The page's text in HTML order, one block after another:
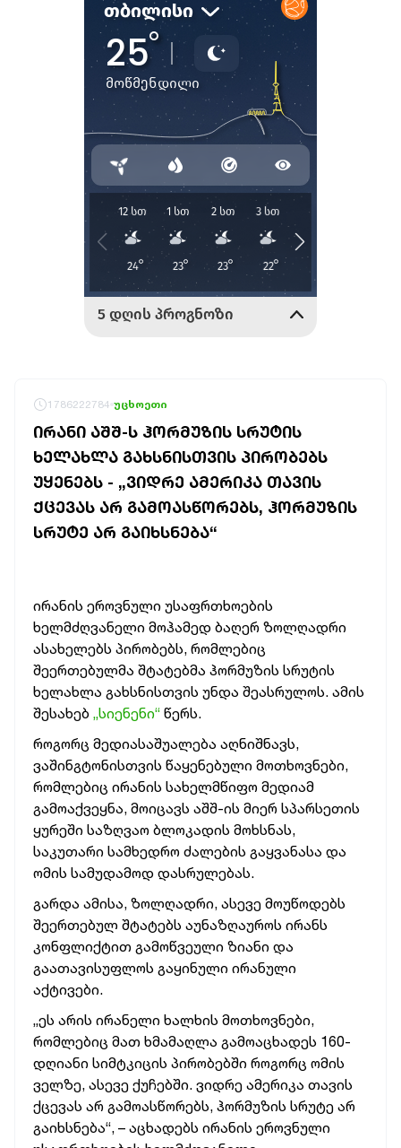
1786222784 უცხოეთი
ᲘᲠᲐᲜᲘ ᲐᲨᲨ-Ს ᲰᲝᲠᲛᲣᲖᲘᲡ ᲡᲠᲣᲢᲘᲡ
ᲮᲔᲚᲐᲮᲚᲐ ᲒᲐᲮᲡᲜᲘᲡᲗᲕᲘᲡ ᲞᲘᲠᲝᲑᲔᲑᲡ
ᲣᲧᲔᲜᲔᲑᲡ - „ᲕᲘᲓᲠᲔ ᲐᲛᲔᲠᲘᲙᲐ ᲗᲐᲕᲘᲡ
ᲥᲪᲔᲕᲐᲡ ᲐᲠ ᲒᲐᲛᲝᲐᲡᲬᲝᲠᲔᲑᲡ, ᲰᲝᲠᲛᲣᲖᲘᲡ
ᲡᲠᲣᲢᲔ ᲐᲠ ᲒᲐᲘᲮᲡᲜᲔᲑᲐ“
ირანის ეროვნული უსაფრთხოების
ხელმძღვანელი მოჰამედ ბაღერ ზოლღადრი
ასახელებს პირობებს, რომლებიც
შეერთებულმა შტატებმა ჰორმუზის სრუტის
ხელახლა გახსნისთვის უნდა შეასრულოს. ამის
შესახებ „სიენენი“ წერს.
როგორც მედიასაშუალება აღნიშნავს,
ვაშინგტონისთვის წაყენებული მოთხოვნები,
რომლებიც ირანის სახელმწიფო მედიამ
გამოაქვეყნა, მოიცავს აშშ-ის მიერ სპარსეთის
ყურეში საზღვაო ბლოკადის მოხსნას,
საკუთარი სამხედრო ძალების გაყვანასა და
ომის სამუდამოდ დასრულებას.
გარდა ამისა, ზოლღადრი, ასევე მოუწოდებს
შეერთებულ შტატებს აუნაზღაუროს ირანს
კონფლიქტით გამოწვეული ზიანი და
გაათავისუფლოს გაყინული ირანული
აქტივები.
„ეს არის ირანელი ხალხის მოთხოვნები,
რომლებიც მათ ხმამაღლა გამოაცხადეს 160-
დღიანი სიმტკიცის პირობებში როგორც ომის
ველზე, ასევე ქუჩებში. ვიდრე ამერიკა თავის
ქცევას არ გამოასწორებს, ჰორმუზის სრუტე არ
გაიხსნება“, – აცხადებს ირანის ეროვნული